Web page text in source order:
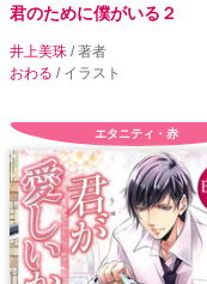
君のために僕がいる２
井上美珠 / 著者
おわる / イラスト
エタニティ・赤